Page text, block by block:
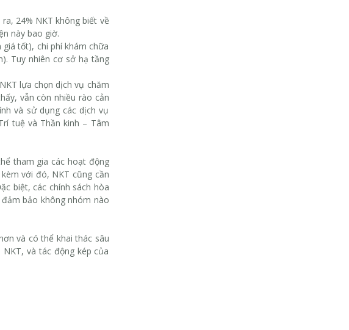
24% NKT không biết về
này bao giờ.
tốt), chi phí khám chữa
Tuy nhiên cơ sở hạ tầng
lựa chọn dịch vụ chăm
vẫn còn nhiều rào cản
và sử dụng các dịch vụ
tuệ và Thần kinh – Tâm
tham gia các hoạt động
với đó, NKT cũng cần
biệt, các chính sách hòa
bảo không nhóm nào
và có thể khai thác sâu
và tác động kép của